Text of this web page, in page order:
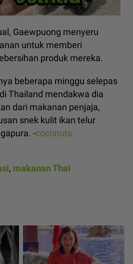
Gaewpuong menyeru
untuk memberi
produk mereka.
beberapa minggu selepas
Thailand mendakwa dia
dari makanan penjaja,
snek kulit ikan telur
-coconuts
, makanan Thai